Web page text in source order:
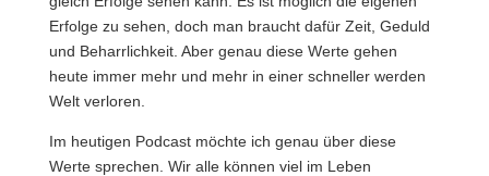
Erfolge zu sehen, doch man braucht dafür Zeit, Geduld
und Beharrlichkeit. Aber genau diese Werte gehen
heute immer mehr und mehr in einer schneller werden
Welt verloren.
Im heutigen Podcast möchte ich genau über diese
Werte sprechen. Wir alle können viel im Leben